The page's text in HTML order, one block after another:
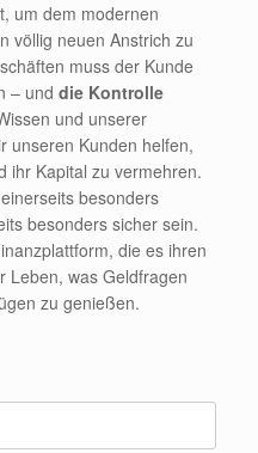
um dem modernen
völlig neuen Anstrich zu
muss der Kunde
– und die Kontrolle
und unserer
unseren Kunden helfen,
ihr Kapital zu vermehren.
besonders
besonders sicher sein.
die es ihren
Leben, was Geldfragen
zu genießen.